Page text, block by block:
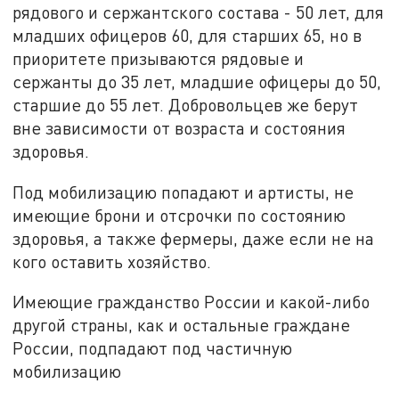
рядового и сержантского состава - 50 лет, для
младших офицеров 60, для старших 65, но в
приоритете призываются рядовые и
сержанты до 35 лет, младшие офицеры до 50,
старшие до 55 лет. Добровольцев же берут
вне зависимости от возраста и состояния
здоровья.
Под мобилизацию попадают и артисты, не
имеющие брони и отсрочки по состоянию
здоровья, а также фермеры, даже если не на
кого оставить хозяйство.
Имеющие гражданство России и какой-либо
другой страны, как и остальные граждане
России, подпадают под частичную
мобилизацию